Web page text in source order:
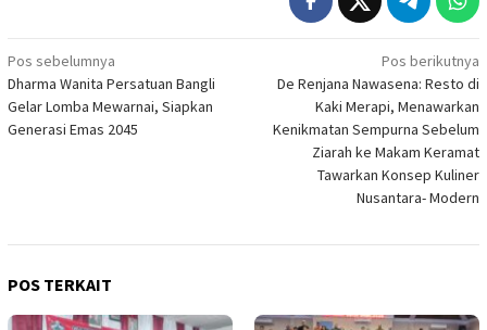
Navigasi
pos
Pos sebelumnya
Dharma Wanita Persatuan Bangli
Gelar Lomba Mewarnai, Siapkan
Generasi Emas 2045
Pos berikutnya
De Renjana Nawasena: Resto di
Kaki Merapi, Menawarkan
Kenikmatan Sempurna Sebelum
Ziarah ke Makam Keramat
Tawarkan Konsep Kuliner
Nusantara- Modern
POS TERKAIT